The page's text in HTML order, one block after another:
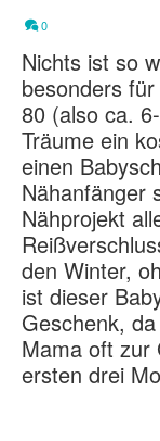
0
Nichts ist so
besonders
80 (also ca.
Träume ein
einen
Nähanfänger
Nähprojekt
den Winter,
ist dieser
Geschenk,
Mama oft zur
ersten drei